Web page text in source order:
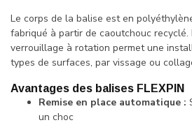
Le corps de la balise est en
fabriqué à partir de caoutchouc recyclé.
verrouillage à rotation permet une
types de surfaces, par vissage ou
Avantages des balises FLEXPIN
Remise en place automatique :
un choc